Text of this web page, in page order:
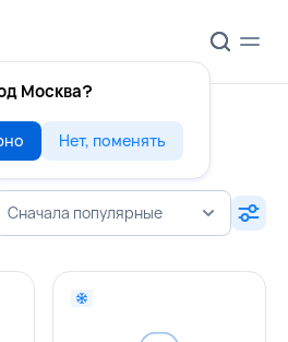
Москва?
Нет, поменять
Сначала популярные